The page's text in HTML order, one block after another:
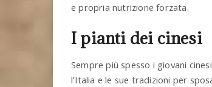
e propria nutrizione forzata.
I pianti dei cinesi
Sempre più spesso i giovani
l’Italia e le sue tradizioni per